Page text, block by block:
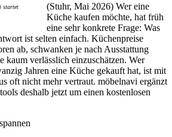
(Stuhr, Mai 2026) Wer eine
Küche kaufen möchte, hat früh
eine sehr konkrete Frage: Was
ist selten einfach. Küchenpreise
ab, schwanken je nach Ausstattung
kaum verlässlich einzuschätzen. Wer
Jahren eine Küche gekauft hat, ist mit
oft nicht mehr vertraut. möbelnavi ergänzt
deshalb jetzt um einen kostenlosen